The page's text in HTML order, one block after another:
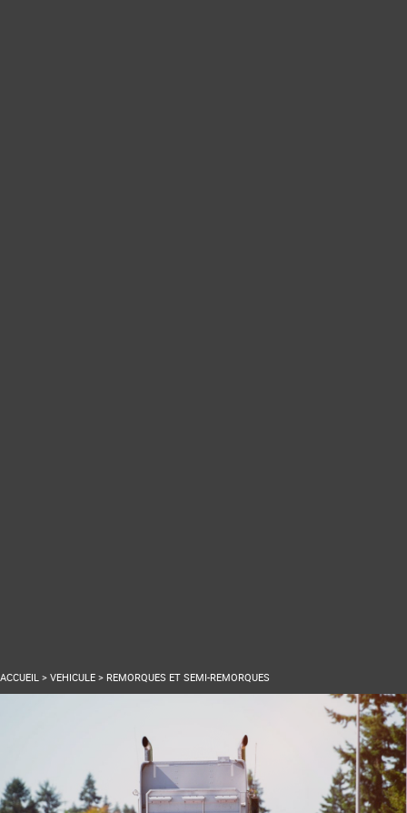
ACCUEIL > VEHICULE > REMORQUES ET SEMI-REMORQUES